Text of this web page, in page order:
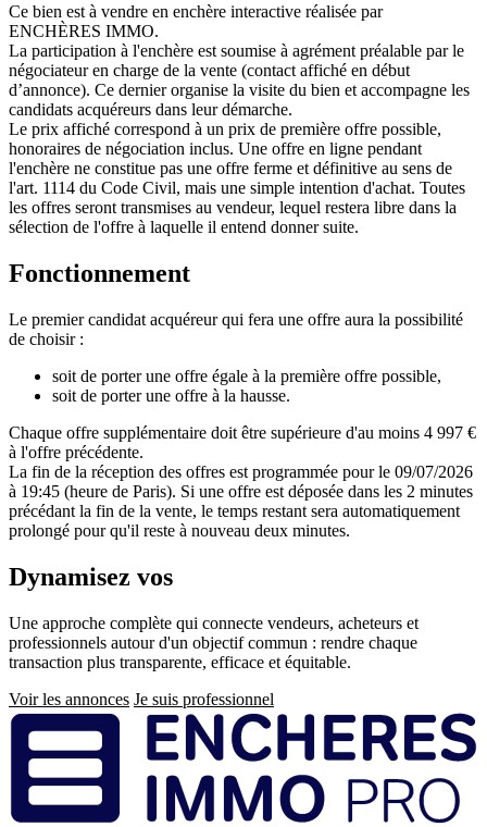
Ce bien est à vendre en enchère interactive réalisée par
ENCHÈRES IMMO.
La participation à l'enchère est soumise à agrément préalable par le
négociateur en charge de la vente (contact affiché en début
d’annonce). Ce dernier organise la visite du bien et accompagne les
candidats acquéreurs dans leur démarche.
Le prix affiché correspond à un prix de première offre possible,
honoraires de négociation inclus. Une offre en ligne pendant
l'enchère ne constitue pas une offre ferme et définitive au sens de
l'art. 1114 du Code Civil, mais une simple intention d'achat. Toutes
les offres seront transmises au vendeur, lequel restera libre dans la
sélection de l'offre à laquelle il entend donner suite.
Fonctionnement
Le premier candidat acquéreur qui fera une offre aura la possibilité
de choisir :
soit de porter une offre égale à la première offre possible,
soit de porter une offre à la hausse.
Chaque offre supplémentaire doit être supérieure d'au moins 4 997 €
à l'offre précédente.
La fin de la réception des offres est programmée pour le 09/07/2026
à 19:45 (heure de Paris). Si une offre est déposée dans les 2 minutes
précédant la fin de la vente, le temps restant sera automatiquement
prolongé pour qu'il reste à nouveau deux minutes.
Dynamisez vos
Une approche complète qui connecte vendeurs, acheteurs et
professionnels autour d'un objectif commun : rendre chaque
transaction plus transparente, efficace et équitable.
Voir les annonces Je suis professionnel
Pied
de
page